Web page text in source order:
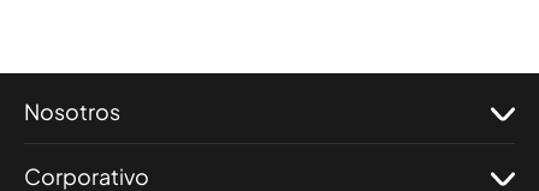
Nosotros
Corporativo